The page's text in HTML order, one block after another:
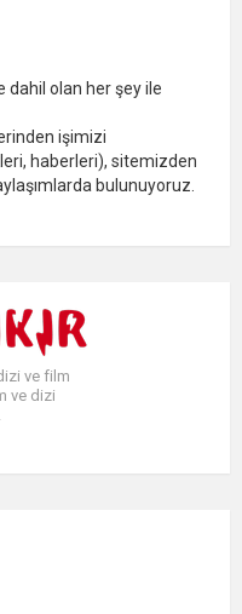
olan her şey ile
işimizi
haberleri), sitemizden
bulunuyoruz.
ve film
ve dizi